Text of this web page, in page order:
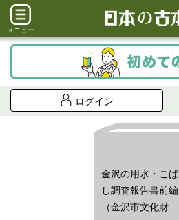
メニュー
ログイン
金沢の用水・こば
し調査報告書前編
（金沢市文化財紀